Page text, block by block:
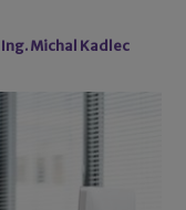
Ing. Michal Kadlec